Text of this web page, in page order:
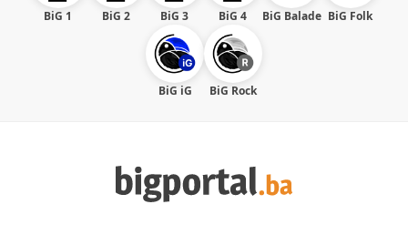
BiG 1 BiG 2 BiG 3 BiG 4 BiG Balade BiG Folk
BiG iG BiG Rock